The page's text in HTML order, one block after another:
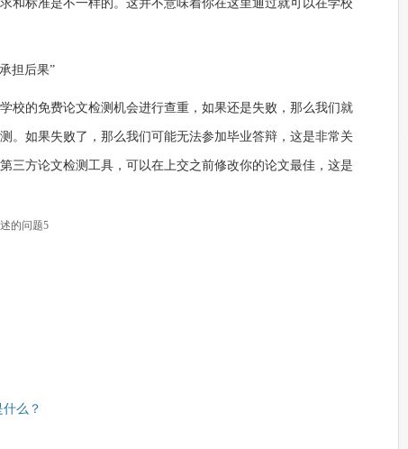
和标准是不一样的。这并不意味着你在这里通过就可以在学校
担后果”
校的免费论文检测机会进行查重，如果还是失败，那么我们就
。如果失败了，那么我们可能无法参加毕业答辩，这是非常关
三方论文检测工具，可以在上交之前修改你的论文最佳，这是
的问题5
么？